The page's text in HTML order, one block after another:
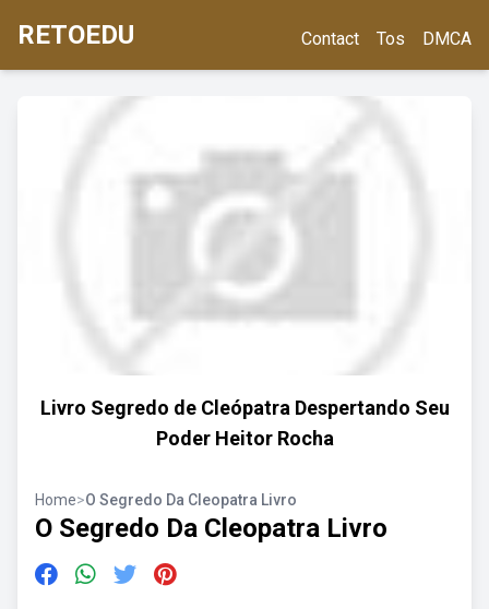
RETOEDU Contact Tos DMCA
Livro Segredo de Cleópatra Despertando Seu
Poder Heitor Rocha
Home>O Segredo Da Cleopatra Livro
O Segredo Da Cleopatra Livro